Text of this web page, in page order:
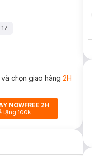
và chọn giao hàng 2H
NOWFREE 2H
tặng 100k